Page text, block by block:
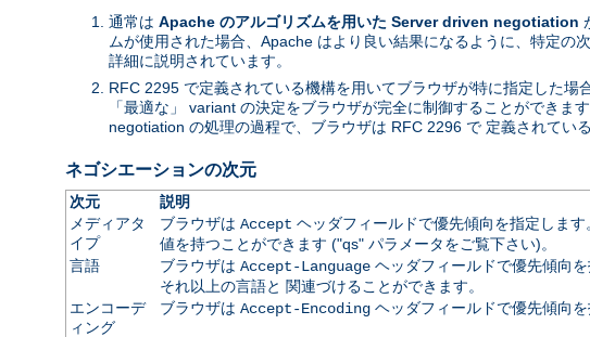
通常は Apache のアルゴリズムを用いた Server driven negotiation
ムが使用された場合、Apache はより良い結果になるように、特定
詳細に説明されています。
RFC 2295 で定義されている機構を用いてブラウザが特に指定した場
「最適な」 variant の決定をブラウザが完全に制御することができ
negotiation の処理の過程で、ブラウザは RFC 2296 で 定義されてい
ネゴシエーションの次元
次元
説明
メディアタ
イプ
ブラウザは Accept ヘッダフィールドで優先傾向を指定しま
値を持つことができます ("qs" パラメータをご覧下さい)。
言語
ブラウザは Accept-Languageヘッダフィールドで優先傾向
それ以上の言語と 関連づけることができます。
エンコーデ
ィング
ブラウザは Accept-Encodingヘッダフィールドで優先傾向を